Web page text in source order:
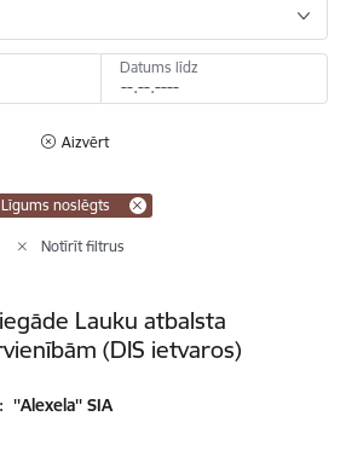
Datums līdz
Aizvērt
Līgums noslēgts
Notīrīt filtrus
Lauku atbalsta
(DIS ietvaros)
''Alexela'' SIA